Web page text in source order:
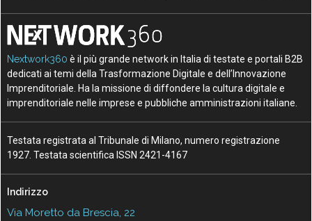
Nextwork360 è il più grande network in Italia di testate e portali B2B
dedicati ai temi della Trasformazione Digitale e dell’Innovazione
Imprenditoriale. Ha la missione di diffondere la cultura digitale e
imprenditoriale nelle imprese e pubbliche amministrazioni italiane.
Testata registrata al Tribunale di Milano, numero registrazione
1927. Testata scientifica ISSN 2421-4167
Indirizzo
Via Moretto da Brescia, 22